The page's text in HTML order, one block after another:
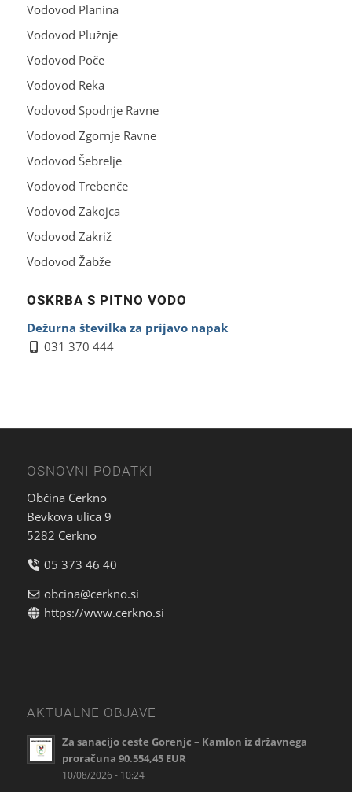
Vodovod Planina
Vodovod Plužnje
Vodovod Poče
Vodovod Reka
Vodovod Spodnje Ravne
Vodovod Zgornje Ravne
Vodovod Šebrelje
Vodovod Trebenče
Vodovod Zakojca
Vodovod Zakriž
Vodovod Žabže
OSKRBA S PITNO VODO
Dežurna številka za prijavo napak
031 370 444
OSNOVNI PODATKI
Občina Cerkno
Bevkova ulica 9
5282 Cerkno
05 373 46 40
obcina@cerkno.si
https://www.cerkno.si
AKTUALNE OBJAVE
Za sanacijo ceste Gorenjc – Kamlon iz državnega
proračuna 90.554,45 EUR
10/08/2026 - 10:24